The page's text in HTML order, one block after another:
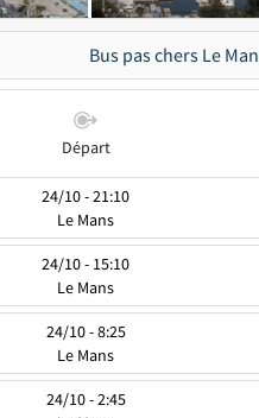
Bus pas chers Le
Départ
24/10 - 21:10
Le Mans
24/10 - 15:10
Le Mans
24/10 - 8:25
Le Mans
24/10 - 2:45